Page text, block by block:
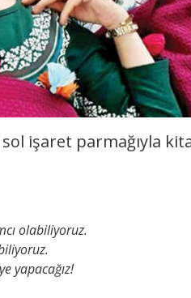
işaret parmağıyla
olabiliyoruz.
yapacağız!